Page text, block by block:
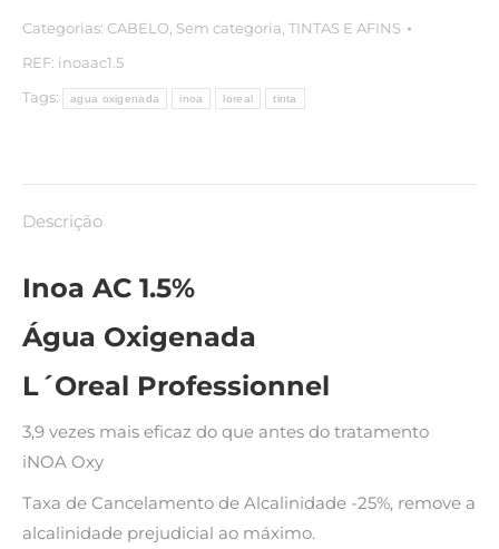
Água
Oxigenada
1000ml.
Categorias: CABELO Sem categoria TINTAS E AFINS
REF: inoaac1.5
Tags:
agua oxigenada inoa loreal tinta
Descrição
Inoa AC 1.5%
Água Oxigenada
L´Oreal Professionnel
3,9 vezes mais eficaz do que antes do tratamento
iNOA Oxy
Taxa de Cancelamento de Alcalinidade -25%, remove a
alcalinidade prejudicial ao máximo.